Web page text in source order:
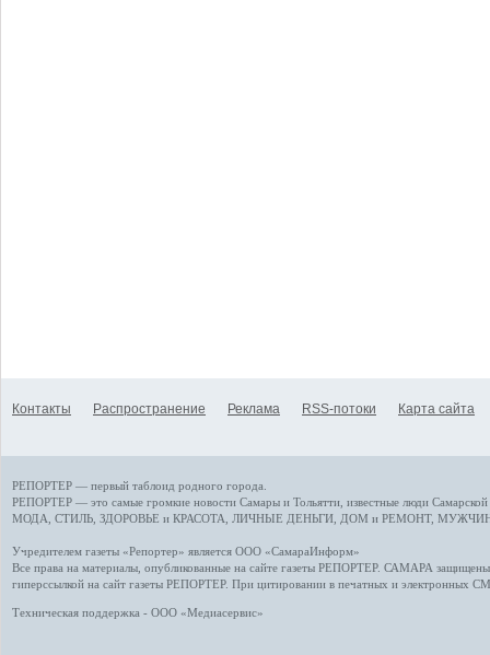
Контакты Распространение Реклама RSS-потоки Карта сайта
РЕПОРТЕР — первый таблоид родного города.
РЕПОРТЕР — это самые громкие новости Самары и Тольятти, известные люди
МОДА, СТИЛЬ ЗДОРОВЬЕ и КРАСОТА ЛИЧНЫЕ ДЕНЬГИ ДОМ и РЕМОНТ,
Учредителем газеты «Репортер» является ООО «СамараИнформ»
Все права на материалы, опубликованные на сайте газеты РЕПОРТЕР. САМАРА защищены.
гиперссылкой на сайт газеты РЕПОРТЕР. При цитировании в печатных и электронных
Техническая поддержка - ООО «Медиасервис»